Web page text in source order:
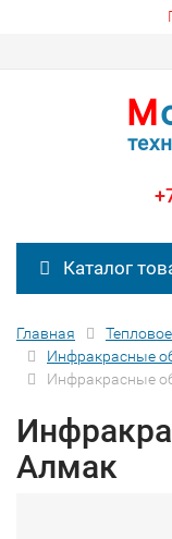
М
Каталог
Главная
Инфракрасные
Инфракрасные
Алмак